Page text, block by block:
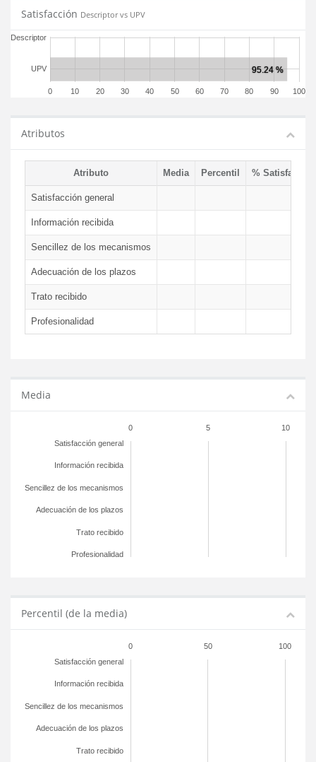
Satisfacción Descriptor vs UPV
0 10 20 30 40 50 60 70 80 90 100
UPV
Descriptor
Atributos
Atributo Media Percentil % Satisfacción
Satisfacción general
Información recibida
Sencillez de los mecanismos
Adecuación de los plazos
Trato recibido
Profesionalidad
Media
0 5
10
Satisfacción general
Información recibida
Sencillez de los mecanismos
Adecuación de los plazos
Trato recibido
Profesionalidad
Percentil (de la media)
0 50
100
Satisfacción general
Información recibida
Sencillez de los mecanismos
Adecuación de los plazos
Trato recibido